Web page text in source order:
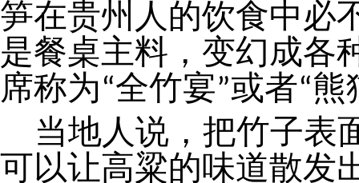
笋在贵州人的饮食中必
是餐桌主料，变幻成各
席称为“全竹宴”或者“熊
当地人说，把竹子表
可以让高粱的味道散发